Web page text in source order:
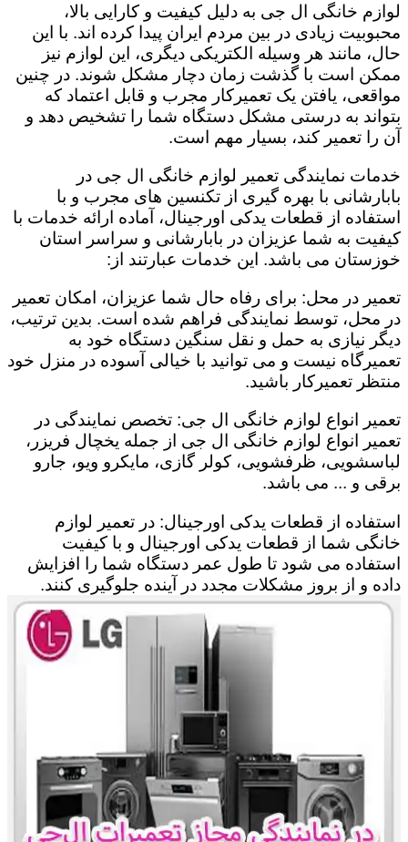
لوازم خانگی ال جی به دلیل کیفیت و کارایی بالا،
محبوبیت زیادی در بین مردم ایران پیدا کرده اند. با این
حال، مانند هر وسیله الکتریکی دیگری، این لوازم نیز
ممکن است با گذشت زمان دچار مشکل شوند. در چنین
مواقعی، یافتن یک تعمیرکار مجرب و قابل اعتماد که
بتواند به درستی مشکل دستگاه شما را تشخیص دهد و
آن را تعمیر کند، بسیار مهم است.
خدمات نمایندگی تعمیر لوازم خانگی ال جی در
بابارشانی با بهره گیری از تکنسین های مجرب و با
استفاده از قطعات یدکی اورجینال، آماده ارائه خدمات با
کیفیت به شما عزیزان در بابارشانی و سراسر استان
خوزستان می باشد. این خدمات عبارتند از:
تعمیر در محل: برای رفاه حال شما عزیزان، امکان تعمیر
در محل، توسط نمایندگی فراهم شده است. بدین ترتیب،
دیگر نیازی به حمل و نقل سنگین دستگاه خود به
تعمیرگاه نیست و می توانید با خیالی آسوده در منزل خود
منتظر تعمیرکار باشید.
تعمیر انواع لوازم خانگی ال جی: تخصص نمایندگی در
تعمیر انواع لوازم خانگی ال جی از جمله یخچال فریزر،
لباسشویی، ظرفشویی، کولر گازی، مایکرو ویو، جارو
برقی و ... می باشد.
استفاده از قطعات یدکی اورجینال: در تعمیر لوازم
خانگی شما از قطعات یدکی اورجینال و با کیفیت
استفاده می شود تا طول عمر دستگاه شما را افزایش
داده و از بروز مشکلات مجدد در آینده جلوگیری کنند.